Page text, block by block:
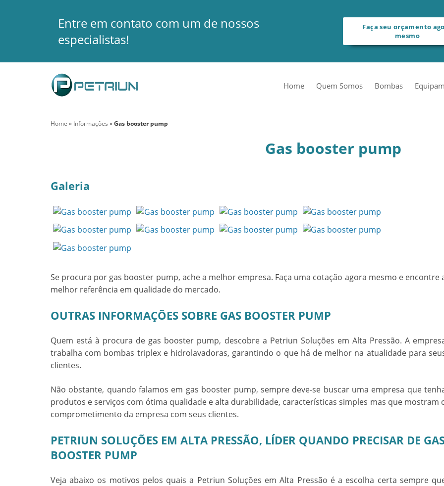
Entre em contato com um de nossos
especialistas!
Faça seu orçamento
mesmo
Home Quem Somos Bombas
Home » Informações »Gas booster pump
Gas booster pump
Galeria
Se procura por gas booster pump, ache a melhor empresa. Faça uma cotação agora mesmo e encontre
melhor referência em qualidade do mercado.
OUTRAS INFORMAÇÕES SOBRE GAS BOOSTER PUMP
Quem está à procura de gas booster pump, descobre a Petriun Soluções em Alta Pressão. A
trabalha com bombas triplex e hidrolavadoras, garantindo o que há de melhor na atualidade para
clientes.
Não obstante, quando falamos em gas booster pump, sempre deve-se buscar uma empresa que
produtos e serviços com ótima qualidade e alta durabilidade, características simples mas que mostram
comprometimento da empresa com seus clientes.
PETRIUN SOLUÇÕES EM ALTA PRESSÃO, LÍDER QUANDO PRECISAR DE
BOOSTER PUMP
Veja abaixo os motivos pelos quais a Petriun Soluções em Alta Pressão é a escolha certa sempre